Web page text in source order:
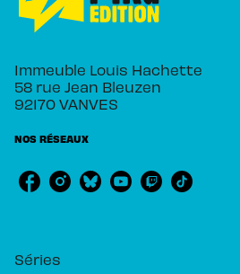
Immeuble Louis Hachette
58 rue Jean Bleuzen
92170 VANVES
NOS RÉSEAUX
Séries